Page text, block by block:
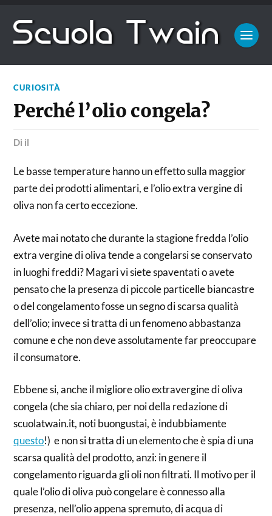
CURIOSITÀ
Perché l’olio congela?
di il
Le basse temperature hanno un effetto sulla maggior
parte dei prodotti alimentari, e l’olio extra vergine di
oliva non fa certo eccezione.
Avete mai notato che durante la stagione fredda l’olio
extra vergine di oliva tende a congelarsi se conservato
in luoghi freddi? Magari vi siete spaventati o avete
pensato che la presenza di piccole particelle biancastre
o del congelamento fosse un segno di scarsa qualità
dell’olio; invece si tratta di un fenomeno abbastanza
comune e che non deve assolutamente far preoccupare
il consumatore.
Ebbene si, anche il migliore olio extravergine di oliva
congela (che sia chiaro, per noi della redazione di
scuolatwain.it, noti buongustai, è indubbiamente
questo!) e non si tratta di un elemento che è spia di una
scarsa qualità del prodotto, anzi: in genere il
congelamento riguarda gli oli non filtrati. Il motivo per il
quale l’olio di oliva può congelare è connesso alla
presenza, nell’olio appena spremuto, di acqua di